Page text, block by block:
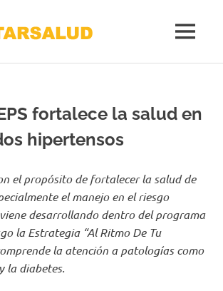
MENÚ
fortalece la salud en
hipertensos
el propósito de fortalecer la salud de
el manejo en el riesgo
desarrollando dentro del programa
la Estrategia “Al Ritmo De Tu
la atención a patologías como
la diabetes.